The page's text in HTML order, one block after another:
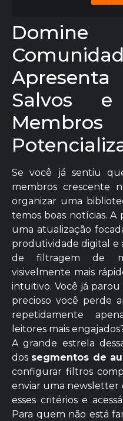
Salvos
Membros
Se você já sentiu
membros crescente
organizar uma
temos boas notícias.
uma atualização
produtividade digital e
de filtragem de
visivelmente mais
intuitivo. Você já
precioso você perde
repetidamente
leitores mais
A grande estrela
dos segmentos de
configurar filtros
enviar uma newsletter
esses critérios e
Para quem não está